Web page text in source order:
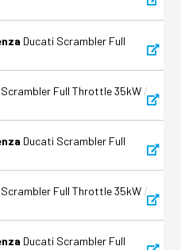
Ducati Scrambler Full
Full Throttle 35kW |
Ducati Scrambler Full
Full Throttle 35kW |
Ducati Scrambler Full